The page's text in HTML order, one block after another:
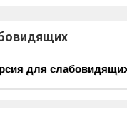
для